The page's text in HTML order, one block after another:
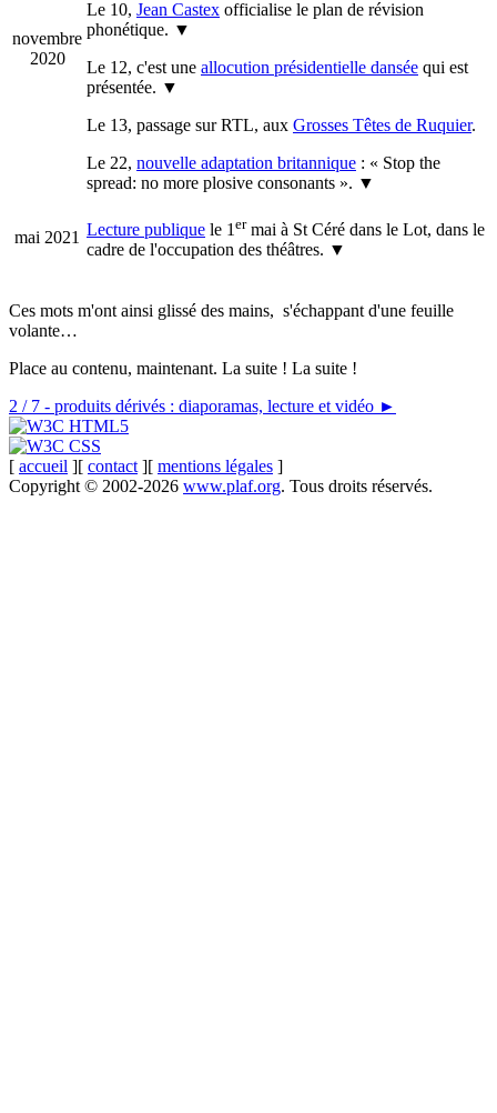
novembre
2020
Le 10, Jean Castex officialise le plan de révision
phonétique. ▼
Le 12, c'est une allocution présidentielle dansée qui est
présentée. ▼
Le 13, passage sur RTL, aux Grosses Têtes de Ruquier.
Le 22, nouvelle adaptation britannique : « Stop the
spread: no more plosive consonants ». ▼
mai 2021 Lecture publique le 1 ermai à St Céré dans le Lot, dans le
cadre de l'occupation des théâtres. ▼
Ces mots m'ont ainsi glissé des mains, s'échappant d'une feuille
volante…
Place au contenu, maintenant. La suite ! La suite !
2 / 7 - produits dérivés : diaporamas, lecture et vidéo ►
[ accueil ][ contact ][ mentions légales ]
Copyright © 2002-2026 www.plaf.org. Tous droits réservés.